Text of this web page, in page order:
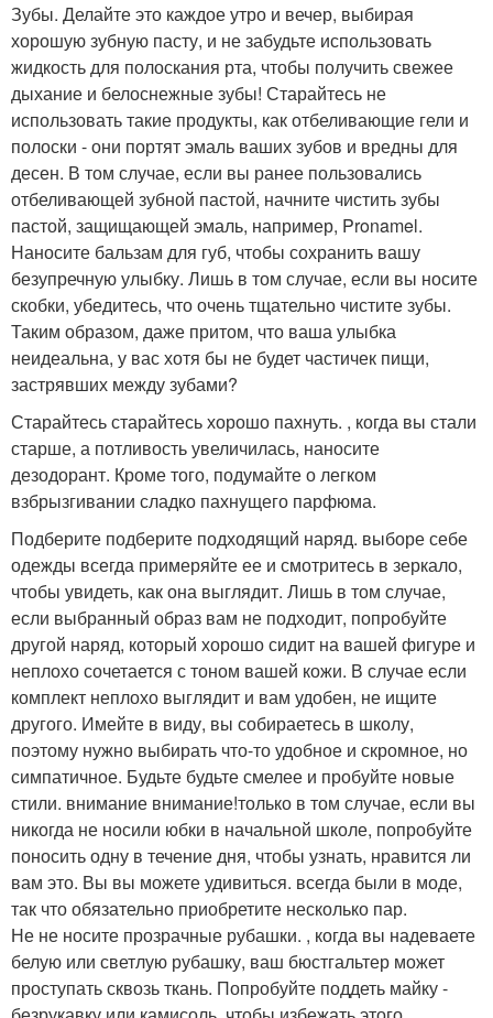
Зубы. Делайте это каждое утро и вечер, выбирая
хорошую зубную пасту, и не забудьте использовать
жидкость для полоскания рта, чтобы получить свежее
дыхание и белоснежные зубы! Старайтесь не
использовать такие продукты, как отбеливающие гели и
полоски - они портят эмаль ваших зубов и вредны для
десен. В том случае, если вы ранее пользовались
отбеливающей зубной пастой, начните чистить зубы
пастой, защищающей эмаль, например, Pronamel.
Наносите бальзам для губ, чтобы сохранить вашу
безупречную улыбку. Лишь в том случае, если вы носите
скобки, убедитесь, что очень тщательно чистите зубы.
Таким образом, даже притом, что ваша улыбка
неидеальна, у вас хотя бы не будет частичек пищи,
застрявших между зубами?
Старайтесь старайтесь хорошо пахнуть. , когда вы стали
старше, а потливость увеличилась, наносите
дезодорант. Кроме того, подумайте о легком
взбрызгивании сладко пахнущего парфюма.
Подберите подберите подходящий наряд. выборе себе
одежды всегда примеряйте ее и смотритесь в зеркало,
чтобы увидеть, как она выглядит. Лишь в том случае,
если выбранный образ вам не подходит, попробуйте
другой наряд, который хорошо сидит на вашей фигуре и
неплохо сочетается с тоном вашей кожи. В случае если
комплект неплохо выглядит и вам удобен, не ищите
другого. Имейте в виду, вы собираетесь в школу,
поэтому нужно выбирать что-то удобное и скромное, но
симпатичное. Будьте будьте смелее и пробуйте новые
стили. внимание внимание!только в том случае, если вы
никогда не носили юбки в начальной школе, попробуйте
поносить одну в течение дня, чтобы узнать, нравится ли
вам это. Вы вы можете удивиться. всегда были в моде,
так что обязательно приобретите несколько пар.
Не не носите прозрачные рубашки. , когда вы надеваете
белую или светлую рубашку, ваш бюстгальтер может
проступать сквозь ткань. Попробуйте поддеть майку -